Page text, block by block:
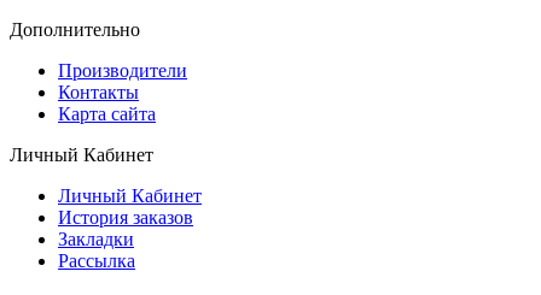
Дополнительно
Производители
Контакты
Карта сайта
Личный Кабинет
Личный Кабинет
История заказов
Закладки
Рассылка